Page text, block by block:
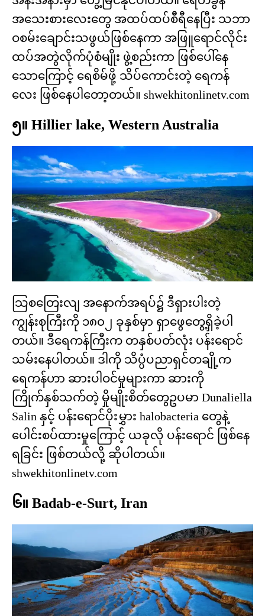
အသေးစားလေးတွေ အထပ်ထပ်စိီရီနေပြီး သဘာ
ဝစမ်းချောင်းသဖွယ်ဖြစ်နေကာ အဖြူရောင်လိုင်း
ထပ်အတွဲလိုက်ပုံစံမျိုး ဖွဲ့စည်းကာ ဖြစ်ပေါ်နေ
သောကြောင့် ရေစိမ်ဖို့ သိပ်ကောင်းတဲ့ ရေကန်
လေး ဖြစ်နေပါ​တော့တယ်။ shwekhitonlinetv.com
၅။ Hillier lake, Western Australia
သြစတြေးလျ အနောက်အရပ်၌ ဒီရှားပါးတဲ့
ကျွန်းစုကြီးကို ၁၈၀၂ ခုနှစ်မှာ ရှာဖွေတွေ့ရှိခဲ့ပါ
တယ်။ ဒီရေကန်ကြီးက တနှစ်ပတ်လုံး ပန်းရောင်
သမ်းနေပါတယ်။ ဒါကို သိပ္ပံပညာရှင်တချို့က
ရေကန်ဟာ ​ဆားပါဝင်မှုများကာ ဆားကို
ကြိုက်နှစ်သက်တဲ့ မှိုမျိုးစိတ်တွေဥပမာ Dunaliella
Salin နှင့် ပန်းရောင်ပိုးမွှား halobacteria တွေနဲ့
ပေါင်းစပ်ထားမှုကြောင့် ယခုလို ပန်းရောင် ဖြစ်နေ
ရခြင်း ဖြစ်တယ်လို့ ဆိုပါတယ်။
shwekhitonlinetv.com
၆။ Badab-e-Surt, Iran